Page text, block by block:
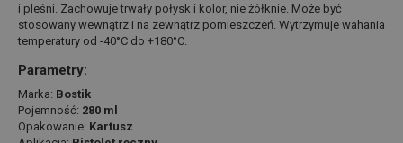
i pleśni. Zachowuje trwały połysk i kolor, nie żółknie. Może być
stosowany wewnątrz i na zewnątrz pomieszczeń. Wytrzymuje wahania
temperatury od -40°C do +180°C.
Parametry:
Marka: Bostik
Pojemność: 280 ml
Opakowanie: Kartusz